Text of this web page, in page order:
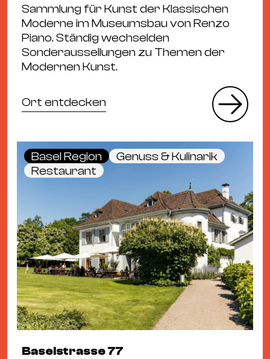
Sammlung für Kunst der Klassischen
Moderne im Museumsbau von Renzo
Piano. Ständig wechselden
Sonderaussellungen zu Themen der
Modernen Kunst.
Ort entdecken
Basel Region
Genuss & Kulinarik
Restaurant
Baselstrasse 77